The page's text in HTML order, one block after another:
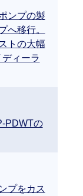
ンプの製
へ移行。
トの大幅
ィーラ
PDWTの
プをカス